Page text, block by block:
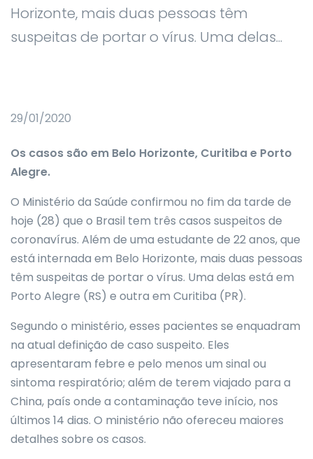
Horizonte, mais duas pessoas têm
suspeitas de portar o vírus. Uma delas...
29/01/2020
Os casos são em Belo Horizonte, Curitiba e Porto
Alegre.
O Ministério da Saúde confirmou no fim da tarde de
hoje (28) que o Brasil tem três casos suspeitos de
coronavírus. Além de uma estudante de 22 anos, que
está internada em Belo Horizonte, mais duas pessoas
têm suspeitas de portar o vírus. Uma delas está em
Porto Alegre (RS) e outra em Curitiba (PR).
Segundo o ministério, esses pacientes se enquadram
na atual definição de caso suspeito. Eles
apresentaram febre e pelo menos um sinal ou
sintoma respiratório; além de terem viajado para a
China, país onde a contaminação teve início, nos
últimos 14 dias. O ministério não ofereceu maiores
detalhes sobre os casos.